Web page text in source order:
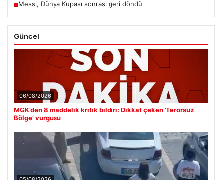
■Messi, Dünya Kupası sonrası geri döndü
Güncel
06/08/2026
MGK’den 8 maddelik kritik bildiri: Dikkat çeken ‘Terörsüz
Bölge’ vurgusu